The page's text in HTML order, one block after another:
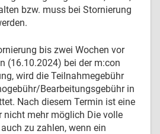
bzw. muss bei Stornierung
bis zwei Wochen vor
(16.10.2024) bei der m:con
wird die Teilnahmegebühr
Bearbeitungsgebühr in
Nach diesem Termin ist eine
nicht mehr möglich Die volle
zu zahlen, wenn ein